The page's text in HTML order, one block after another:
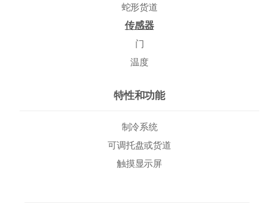
蛇形货道
传感器
门
温度
特性和功能
制冷系统
可调托盘或货道
触摸显示屏